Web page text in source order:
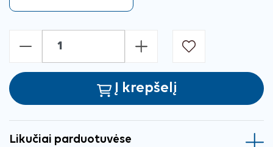
- +
Į krepšelį
Likučiai parduotuvėse